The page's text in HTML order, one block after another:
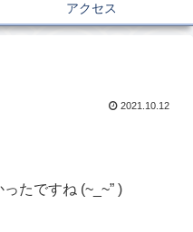
アクセス
2021.10.12
たですね (~_~” )